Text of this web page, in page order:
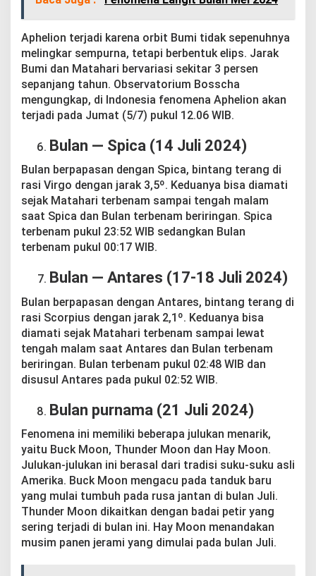
Aphelion terjadi karena orbit Bumi tidak sepenuhnya
melingkar sempurna, tetapi berbentuk elips. Jarak
Bumi dan Matahari bervariasi sekitar 3 persen
sepanjang tahun. Observatorium Bosscha
mengungkap, di Indonesia fenomena Aphelion akan
terjadi pada Jumat (5/7) pukul 12.06 WIB.
Bulan — Spica (14 Juli 2024)
Bulan berpapasan dengan Spica, bintang terang di
rasi Virgo dengan jarak 3,5º. Keduanya bisa diamati
sejak Matahari terbenam sampai tengah malam
saat Spica dan Bulan terbenam beriringan. Spica
terbenam pukul 23:52 WIB sedangkan Bulan
terbenam pukul 00:17 WIB.
Bulan — Antares (17-18 Juli 2024)
Bulan berpapasan dengan Antares, bintang terang di
rasi Scorpius dengan jarak 2,1º. Keduanya bisa
diamati sejak Matahari terbenam sampai lewat
tengah malam saat Antares dan Bulan terbenam
beriringan. Bulan terbenam pukul 02:48 WIB dan
disusul Antares pada pukul 02:52 WIB.
Bulan purnama (21 Juli 2024)
Fenomena ini memiliki beberapa julukan menarik,
yaitu Buck Moon, Thunder Moon dan Hay Moon.
Julukan-julukan ini berasal dari tradisi suku-suku asli
Amerika. Buck Moon mengacu pada tanduk baru
yang mulai tumbuh pada rusa jantan di bulan Juli.
Thunder Moon dikaitkan dengan badai petir yang
sering terjadi di bulan ini. Hay Moon menandakan
musim panen jerami yang dimulai pada bulan Juli.